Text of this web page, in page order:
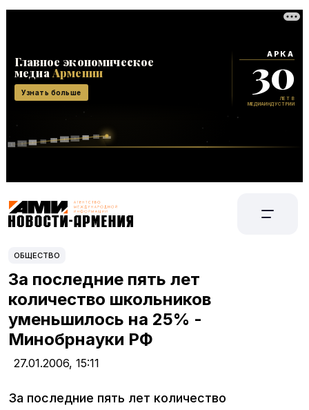
ОБЩЕСТВО
За последние пять лет
количество школьников
уменьшилось на 25% -
Минобрнауки РФ
27.01.2006, 15:11
За последние пять лет количество